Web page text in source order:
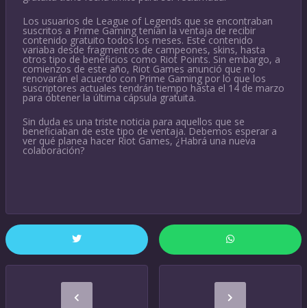
Los usuarios de League of Legends que se encontraban
suscritos a Prime Gaming tenían la ventaja de recibir
contenido gratuito todos los meses. Este contenido
variaba desde fragmentos de campeones, skins, hasta
otros tipo de beneficios como Riot Points. Sin embargo, a
comienzos de este año, Riot Games anunció que no
renovarán el acuerdo con Prime Gaming por lo que los
suscriptores actuales tendrán tiempo hasta el 14 de marzo
para obtener la última cápsula gratuita.
Sin duda es una triste noticia para aquellos que se
beneficiaban de este tipo de ventaja. Debemos esperar a
ver qué planea hacer Riot Games, ¿Habrá una nueva
colaboración?